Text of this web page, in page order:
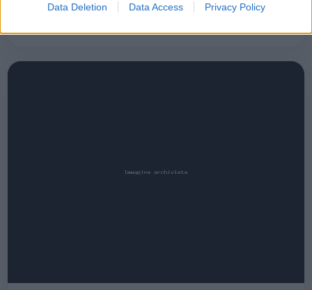
Data Deletion Data Access Privacy Policy